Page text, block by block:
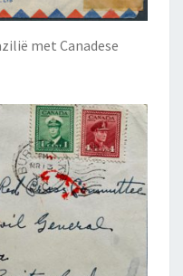
met Canadese